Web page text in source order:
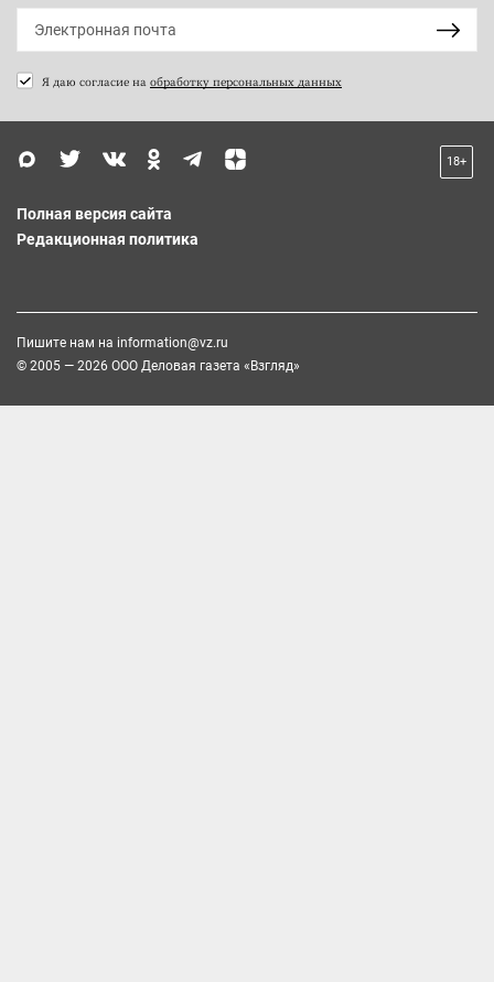
Я даю согласие на обработку персональных данных
18+
Полная версия сайта
Редакционная политика
Пишите нам на information@vz.ru
© 2005 — 2026 ООО Деловая газета «Взгляд»